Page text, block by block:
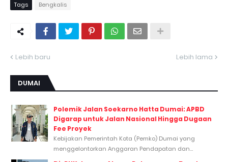
Tags Bengkalis
Lebih baru Lebih lama
DUMAI
Polemik Jalan Soekarno Hatta Dumai: APBD
Digarap untuk Jalan Nasional Hingga Dugaan
Fee Proyek
Kebijakan Pemerintah Kota (Pemko) Dumai yang
menggelontorkan Anggaran Pendapatan dan...